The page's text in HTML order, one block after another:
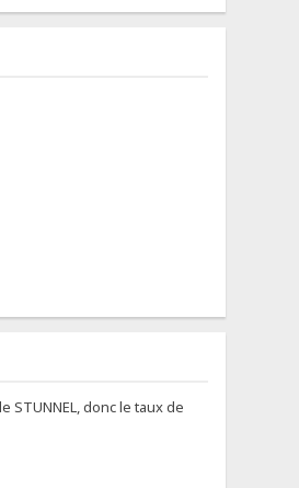
donc le taux de